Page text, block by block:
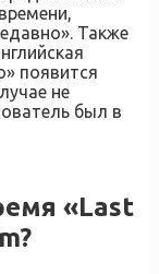
Также
появится
не
был в
«Last